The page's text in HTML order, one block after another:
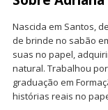
Nascida em Santos,
de brinde no sabão
suas no papel,
natural. Trabalhou
graduação em
histórias reais no